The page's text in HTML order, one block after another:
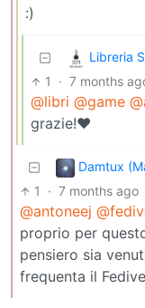
:)
Libreria
1 · 7 months
@libri @game
grazie!❤️
Damtux
1 · 7 months ago
@antoneej
proprio per
pensiero sia
frequenta il